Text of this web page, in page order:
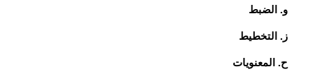
و. الضبط
ز. التخطيط
ح. المعنويات